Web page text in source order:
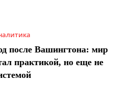
после Вашингтона: мир
практикой, но еще не